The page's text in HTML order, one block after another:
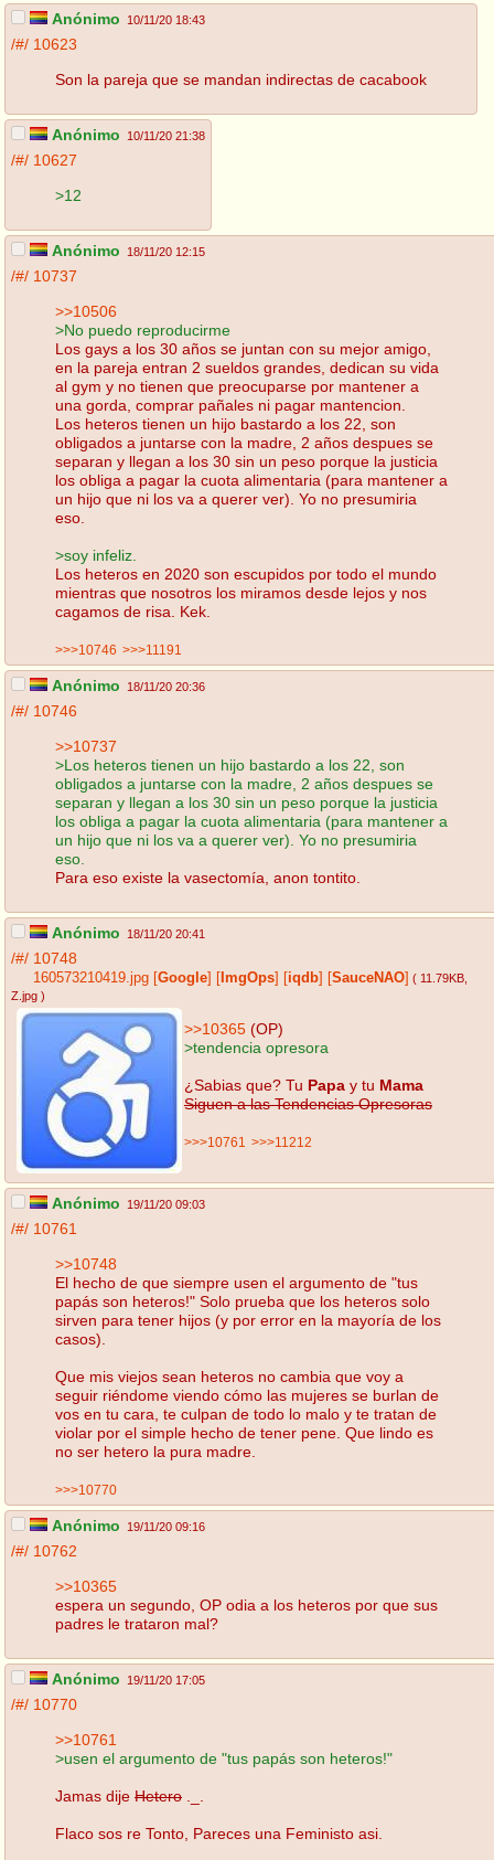
Anónimo 10/11/20 18:43
/#/ 10623
Son la pareja que se mandan indirectas de cacabook
Anónimo 10/11/20 21:38
/#/ 10627
>12
Anónimo 18/11/20 12:15
/#/ 10737
>>10506
>No puedo reproducirme
Los gays a los 30 años se juntan con su mejor amigo,
en la pareja entran 2 sueldos grandes, dedican su vida
al gym y no tienen que preocuparse por mantener a
una gorda, comprar pañales ni pagar mantencion.
Los heteros tienen un hijo bastardo a los 22, son
obligados a juntarse con la madre, 2 años despues se
separan y llegan a los 30 sin un peso porque la justicia
los obliga a pagar la cuota alimentaria (para mantener a
un hijo que ni los va a querer ver). Yo no presumiria
eso.
>soy infeliz.
Los heteros en 2020 son escupidos por todo el mundo
mientras que nosotros los miramos desde lejos y nos
cagamos de risa. Kek.
>>>10746 >>>11191
Anónimo 18/11/20 20:36
/#/ 10746
>>10737
>Los heteros tienen un hijo bastardo a los 22, son
obligados a juntarse con la madre, 2 años despues se
separan y llegan a los 30 sin un peso porque la justicia
los obliga a pagar la cuota alimentaria (para mantener a
un hijo que ni los va a querer ver). Yo no presumiria
eso.
Para eso existe la vasectomía, anon tontito.
Anónimo 18/11/20 20:41
/#/ 10748
160573210419.jpg Google ImgOps iqdb SauceNAO ( 11.79KB
Z.jpg )
>>10365 (OP)
>tendencia opresora
¿Sabias que? Tu Papa y tu Mama
Siguen a las Tendencias Opresoras
>>>10761 >>>11212
Anónimo 19/11/20 09:03
/#/ 10761
>>10748
El hecho de que siempre usen el argumento de "tus
papás son heteros!" Solo prueba que los heteros solo
sirven para tener hijos (y por error en la mayoría de los
casos).
Que mis viejos sean heteros no cambia que voy a
seguir riéndome viendo cómo las mujeres se burlan de
vos en tu cara, te culpan de todo lo malo y te tratan de
violar por el simple hecho de tener pene. Que lindo es
no ser hetero la pura madre.
>>>10770
Anónimo 19/11/20 09:16
/#/ 10762
>>10365
espera un segundo, OP odia a los heteros por que sus
padres le trataron mal?
Anónimo 19/11/20 17:05
/#/ 10770
>>10761
>usen el argumento de "tus papás son heteros!"
Jamas dije Hetero
Flaco sos re Tonto, Pareces una Feministo asi.